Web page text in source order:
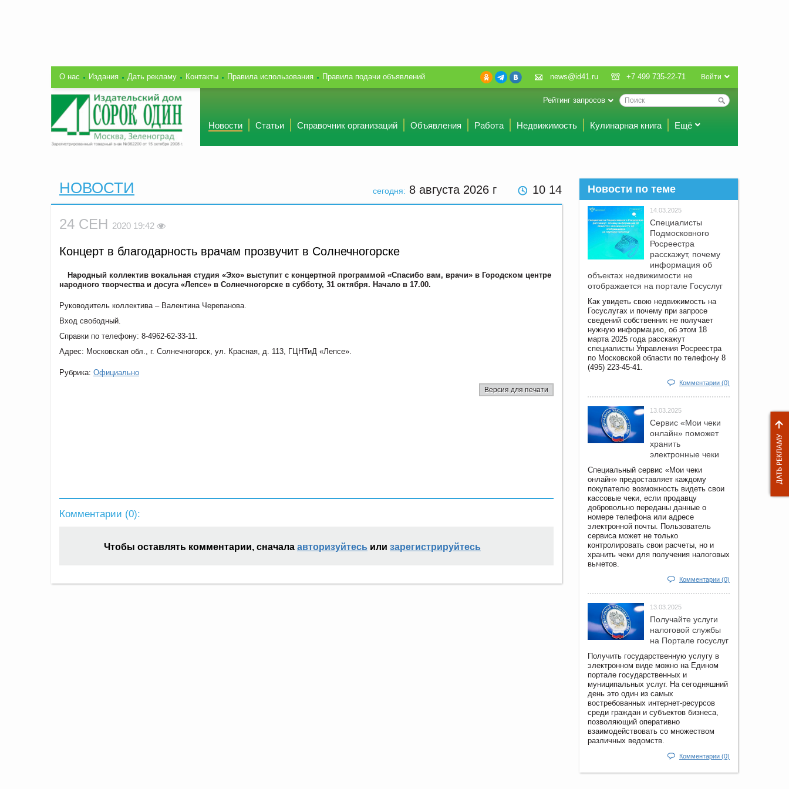
О нас Издания Дать рекламу Контакты Правила использования Правила подачи объявлений Войти
news@id41.ru +7 499 735-22-71
Рейтинг запросов
Новости Статьи Справочник организаций Объявления Работа Недвижимость Кулинарная книга Ещё
сегодня: 8 августа 2026 г 10 14
НОВОСТИ
24 СЕН 2020 19:42
Концерт в благодарность врачам прозвучит в Солнечногорске
Народный коллектив вокальная студия «Эхо» выступит с концертной программой «Спасибо вам, врачи» в Городском центре
народного творчества и досуга «Лепсе» в Солнечногорске в субботу, 31 октября. Начало в 17.00.
Руководитель коллектива – Валентина Черепанова.
Вход свободный.
Справки по телефону: 8-4962-62-33-11.
Адрес: Московская обл., г. Солнечногорск, ул. Красная, д. 113, ГЦНТиД «Лепсе».
Рубрика: Официально
Версия для печати
Комментарии (0):
Чтобы оставлять комментарии, сначала авторизуйтесь или зарегистрируйтесь
Новости по теме
14.03.2025
Специалисты
Подмосковного
Росреестра
расскажут, почему
информация об
объектах недвижимости не
отображается на портале Госуслуг
Как увидеть свою недвижимость на
Госуслугах и почему при запросе
сведений собственник не получает
нужную информацию, об этом 18
марта 2025 года расскажут
специалисты Управления Росреестра
по Московской области по телефону 8
(495) 223-45-41.
Комментарии (0)
13.03.2025
Сервис «Мои чеки
онлайн» поможет
хранить
электронные чеки
Специальный сервис «Мои чеки
онлайн» предоставляет каждому
покупателю возможность видеть свои
кассовые чеки, если продавцу
добровольно переданы данные о
номере телефона или адресе
электронной почты. Пользователь
сервиса может не только
контролировать свои расчеты, но и
хранить чеки для получения налоговых
вычетов.
Комментарии (0)
13.03.2025
Получайте услуги
налоговой службы
на Портале госyслуг
Получить государственную услугу в
электронном виде можно на Едином
портале государственных и
муниципальных услуг. На сегодняшний
день это один из самых
востребованных интернет-ресурсов
среди граждан и субъектов бизнеса,
позволяющий оперативно
взаимодействовать со множеством
различных ведомств.
Комментарии (0)